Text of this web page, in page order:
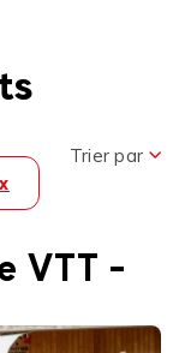
Trier par
VTT -